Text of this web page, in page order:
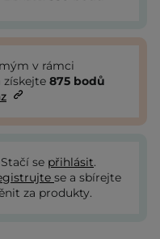
v rámci
získejte 875 bodů
Stačí se přihlásit.
se a sbírejte
za produkty.